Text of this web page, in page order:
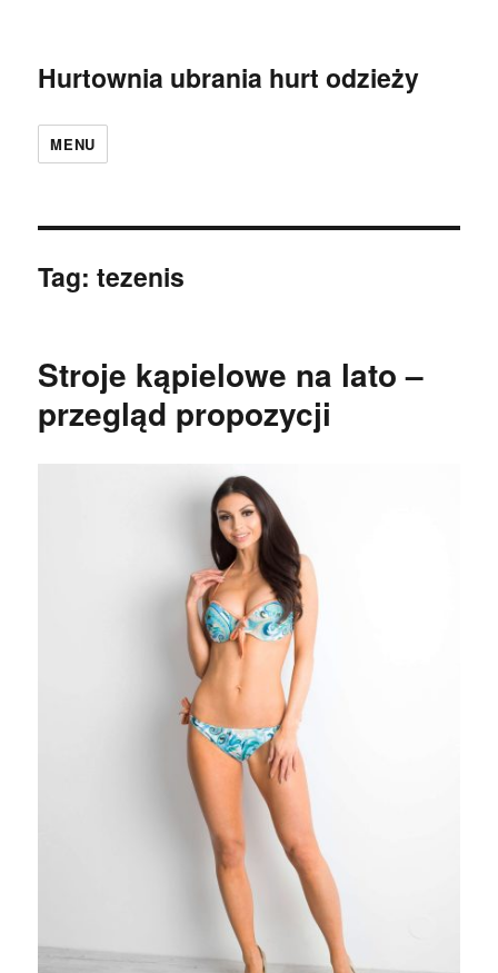
Hurtownia ubrania hurt odzieży
MENU
Tag:tezenis
Stroje kąpielowe na lato –
przegląd propozycji